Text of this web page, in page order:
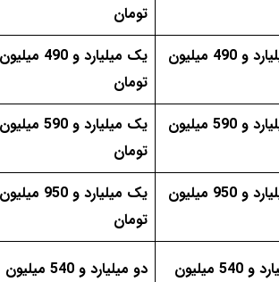
تومان
یک میلیارد و 490 میلیون
یک میلیارد و 490 میلیون
تومان
یک میلیارد و 590 میلیون
یک میلیارد و 590 میلیون
تومان
یک میلیارد و 950 میلیون
یک میلیارد و 950 میلیون
تومان
دو میلیارد و 540 میلیون
دو میلیارد و 540 میلیون